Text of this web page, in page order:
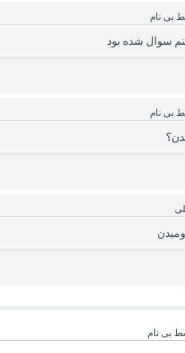
بی نام
سوال شده بود
بی نام
بی نام